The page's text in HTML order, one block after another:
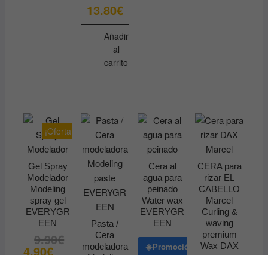
13.80€
Añadir
al
carrito
¡Oferta!
Gel Spray
Modelador
Modeling
spray gel
EVERYGR
EEN
9.90€El
precio
4.90€
El
precio
Pasta /
Cera
modeladora
Cera al
agua para
peinado
Water wax
EVERYGR
EEN
☀️Promoción
CERA para
rizar EL
CABELLO
Marcel
Curling &
waving
premium
Wax DAX